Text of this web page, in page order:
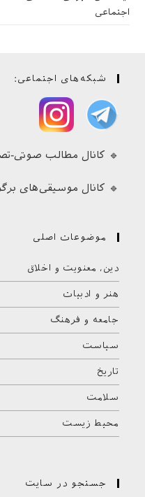
اجتماعی
شبکه‌های اجتماعی:
🔹 کانال مطالب صوتی-
🔹 کانال موسیقی‌های
موضوعات اصلی
دین، معنویت و اخلاق
هنر و ادبیات
جامعه و فرهنگ
سیاست
تاریخ
سلامت
محیط زیست
جستجو در سایت